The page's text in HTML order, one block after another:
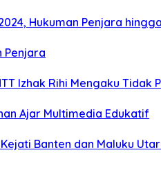
Hukuman Penjara
Penjara
Izhak Rihi Mengaku Tidak
Ajar Multimedia Edukatif
Banten dan Maluku